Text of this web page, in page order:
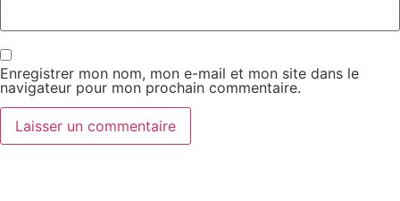
Enregistrer mon nom, mon e-mail et mon site dans le
navigateur pour mon prochain commentaire.